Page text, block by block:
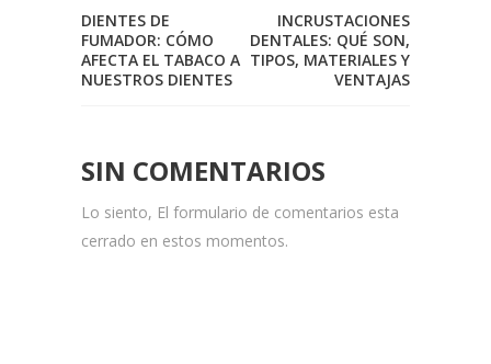
DIENTES DE
FUMADOR: CÓMO
AFECTA EL TABACO A
NUESTROS DIENTES
INCRUSTACIONES
DENTALES: QUÉ SON,
TIPOS, MATERIALES Y
VENTAJAS
SIN COMENTARIOS
Lo siento, El formulario de comentarios esta
cerrado en estos momentos.